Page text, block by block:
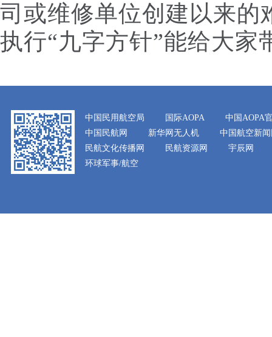
司或维修单位创建以来的
执行“九字方针”能给大家
中国民用航空局 国际AOPA
中国AOPA
中国民航网
新华网无人机
中国航空新
民航文化传播网
民航资源网
宇辰网
环球军事/航空